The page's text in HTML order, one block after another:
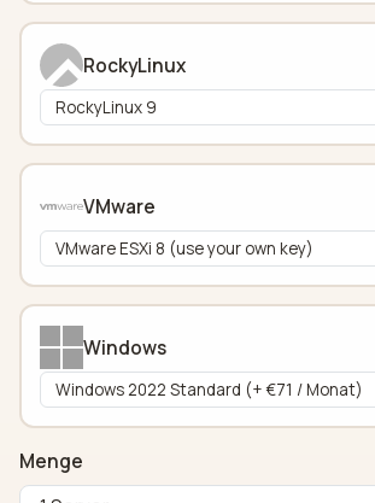
RockyLinux
VMware
Windows
Menge